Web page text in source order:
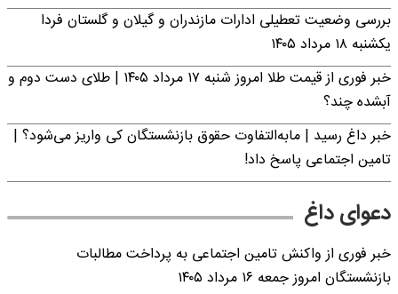
بررسی وضعیت تعطیلی ادارات مازندران و گیلان و گلستان فردا
یکشنبه ۱۸ مرداد ۱۴۰۵
خبر فوری از قیمت طلا امروز شنبه ۱۷ مرداد ۱۴۰۵ | طلای دست دوم و
آبشده چند؟
خبر داغ رسید | مابه‌التفاوت حقوق بازنشستگان کی واریز می‌شود؟ |
تامین اجتماعی پاسخ داد!
دعوای داغ
خبر فوری از واکنش تامین اجتماعی به پرداخت مطالبات
بازنشستگان امروز جمعه ۱۶ مرداد ۱۴۰۵